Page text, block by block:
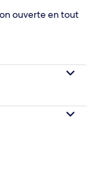
ouverte en tout